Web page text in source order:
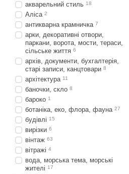
акварельний стиль 18
Аліса 2
антикварна крамничка 7
арки, декоративні отвори,
паркани, ворота, мости, тераси,
сільське життя 6
архів, документи, бухгалтерія,
старі записи, канцтовари 8
архітектура 11
баночки, скло 8
бароко 1
ботаніка, еко, флора, фауна 27
будівлі 15
вирізки 6
вінтаж 63
вітражі 4
вода, морська тема, морські
жителі 17